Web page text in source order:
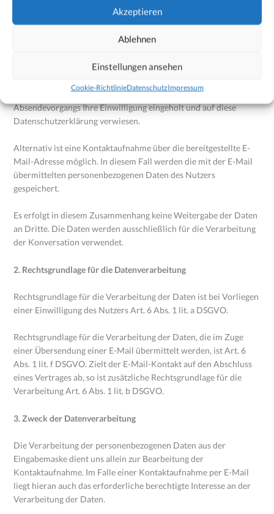
Akzeptieren
Ablehnen
Einstellungen ansehen
Cookie-RichtlinieDatenschutzImpressum
Im Zeitpunkt der Absendung der Nachricht werden zudem
folgende Daten gespeichert:
Datum und Uhrzeit der Registrierung
Für die Verarbeitung der Daten wird im Rahmen des
Absendevorgangs Ihre Einwilligung eingeholt und auf diese
Datenschutzerklärung verwiesen.
Alternativ ist eine Kontaktaufnahme über die bereitgestellte E-
Mail-Adresse möglich. In diesem Fall werden die mit der E-Mail
übermittelten personenbezogenen Daten des Nutzers
gespeichert.
Es erfolgt in diesem Zusammenhang keine Weitergabe der Daten
an Dritte. Die Daten werden ausschließlich für die Verarbeitung
der Konversation verwendet.
2. Rechtsgrundlage für die Datenverarbeitung
Rechtsgrundlage für die Verarbeitung der Daten ist bei Vorliegen
einer Einwilligung des Nutzers Art. 6 Abs. 1 lit. a DSGVO.
Rechtsgrundlage für die Verarbeitung der Daten, die im Zuge
einer Übersendung einer E-Mail übermittelt werden, ist Art. 6
Abs. 1 lit. f DSGVO. Zielt der E-Mail-Kontakt auf den Abschluss
eines Vertrages ab, so ist zusätzliche Rechtsgrundlage für die
Verarbeitung Art. 6 Abs. 1 lit. b DSGVO.
3. Zweck der Datenverarbeitung
Die Verarbeitung der personenbezogenen Daten aus der
Eingabemaske dient uns allein zur Bearbeitung der
Kontaktaufnahme. Im Falle einer Kontaktaufnahme per E-Mail
liegt hieran auch das erforderliche berechtigte Interesse an der
Verarbeitung der Daten.